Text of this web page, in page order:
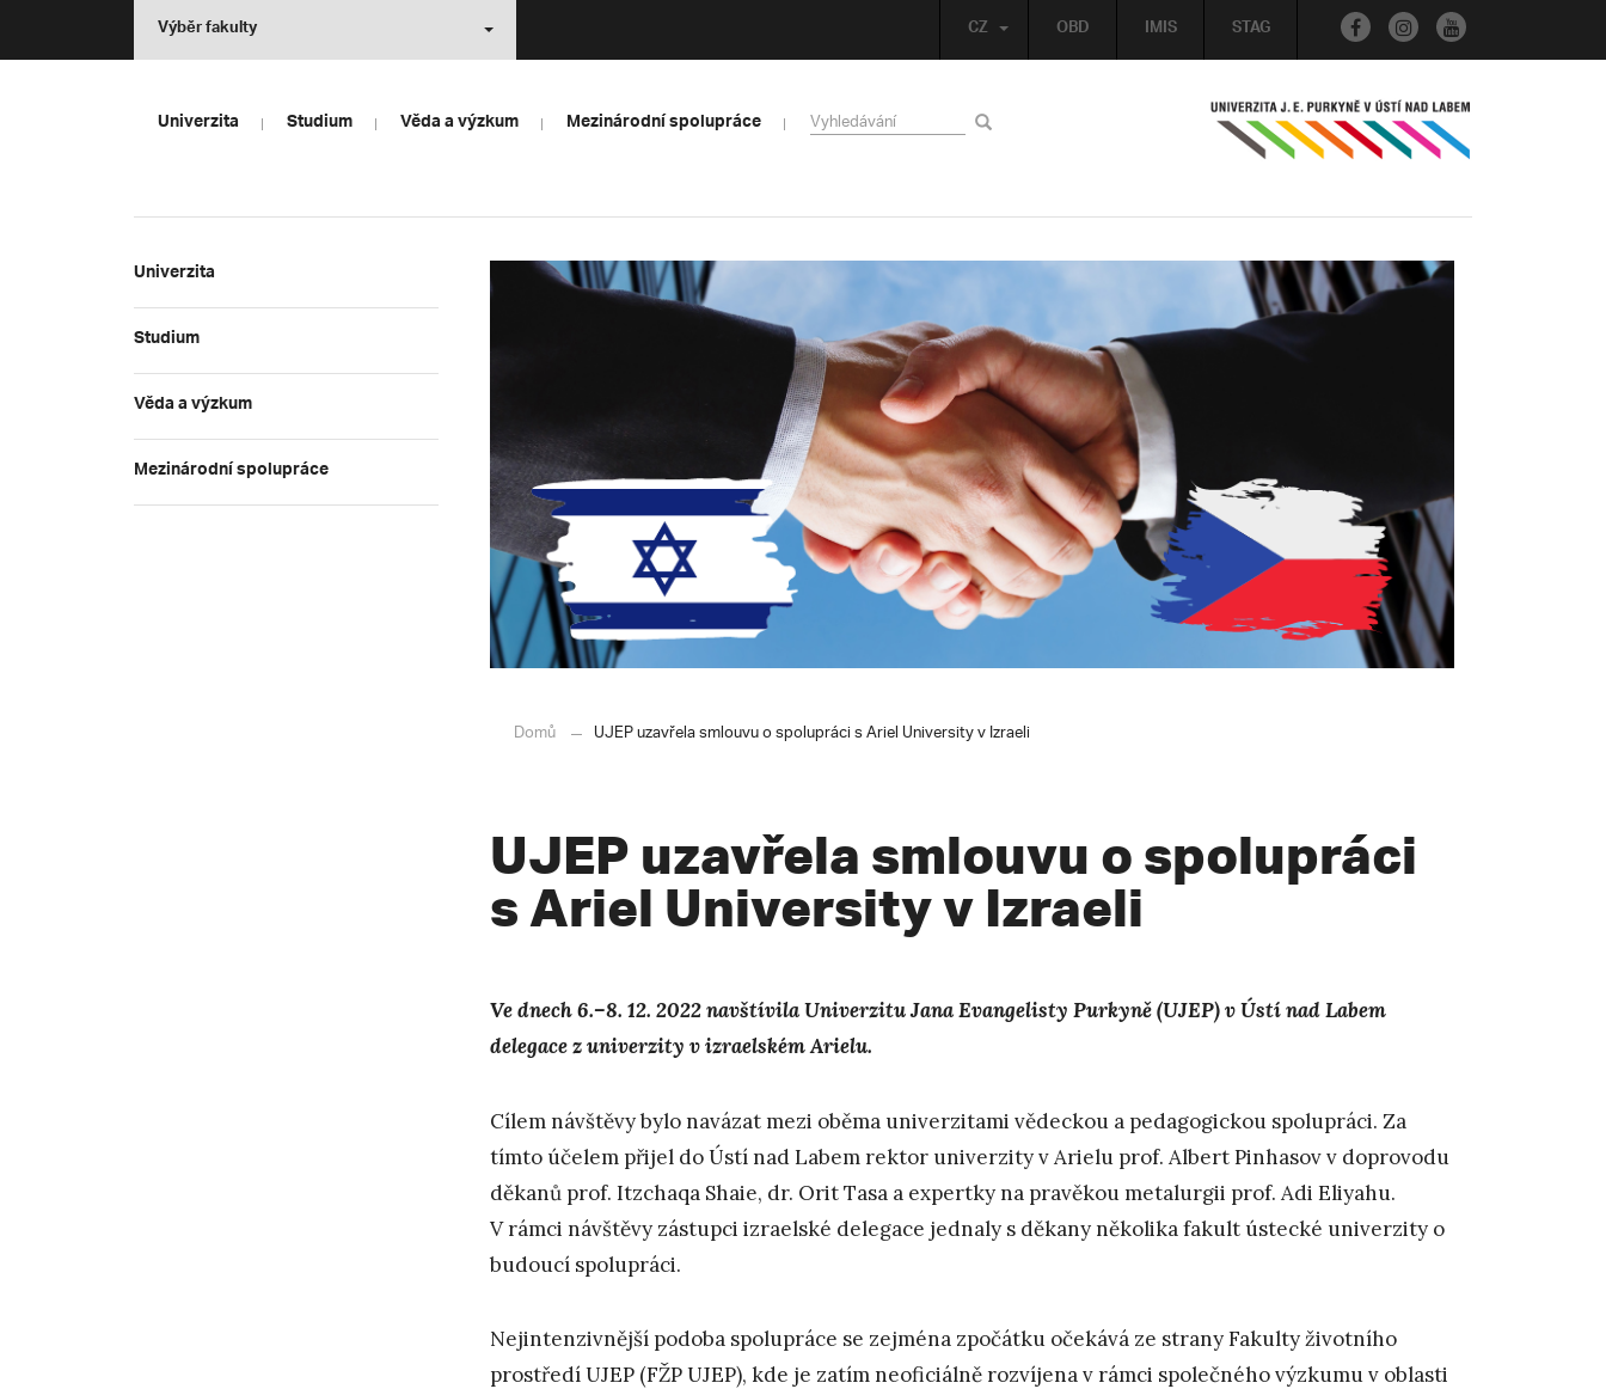
OBD IMIS STAG
CZ
Výběr fakulty
Univerzita Studium Věda a výzkum Mezinárodní spolupráce
Univerzita
Studium
Věda a výzkum
Mezinárodní spolupráce
Domů UJEP uzavřela smlouvu o spolupráci s Ariel University v Izraeli
UJEP uzavřela smlouvu o spolupráci
s Ariel University v Izraeli
Ve dnech 6.–8. 12. 2022 navštívila Univerzitu Jana Evangelisty Purkyně (UJEP) v Ústí nad Labem
delegace z univerzity v izraelském Arielu.
Cílem návštěvy bylo navázat mezi oběma univerzitami vědeckou a pedagogickou spolupráci. Za
tímto účelem přijel do Ústí nad Labem rektor univerzity v Arielu prof. Albert Pinhasov v doprovodu
děkanů prof. Itzchaqa Shaie, dr. Orit Tasa a expertky na pravěkou metalurgii prof. Adi Eliyahu.
V rámci návštěvy zástupci izraelské delegace jednaly s děkany několika fakult ústecké univerzity o
budoucí spolupráci.
Nejintenzivnější podoba spolupráce se zejména zpočátku očekává ze strany Fakulty životního
prostředí UJEP (FŽP UJEP), kde je zatím neoficiálně rozvíjena v rámci společného výzkumu v oblasti